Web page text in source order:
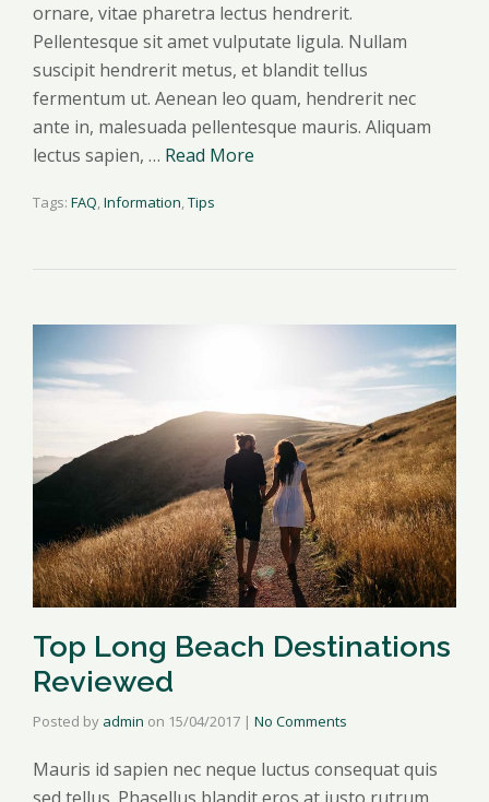
ornare, vitae pharetra lectus hendrerit.
Pellentesque sit amet vulputate ligula. Nullam
suscipit hendrerit metus, et blandit tellus
fermentum ut. Aenean leo quam, hendrerit nec
ante in, malesuada pellentesque mauris. Aliquam
lectus sapien, … Read More
Tags: FAQ,Information,Tips
Top Long Beach Destinations
Reviewed
Posted by admin on 15/04/2017 | No Comments
Mauris id sapien nec neque luctus consequat quis